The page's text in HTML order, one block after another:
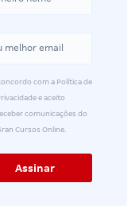
com a Política de
e aceito
comunicações do
Cursos Online.